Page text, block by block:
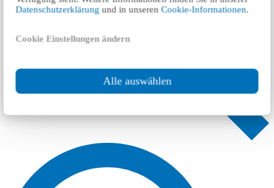
Datenschutzerklärung und in unserenCookie-Informationen.
Cookie Einstellungen ändern
Alle auswählen